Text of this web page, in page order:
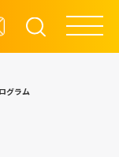
グラム